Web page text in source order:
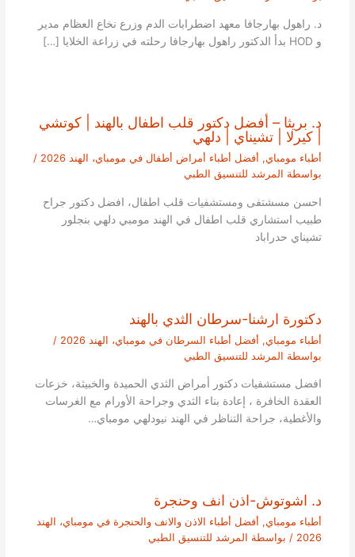
د. راهول بهارجافا معهد اضطرابات الدم وزرع نخاع العظام مدير
و HOD بدأ الدكتور راهول بهارجافا رحلته في زراعة الخلايا […]
د. بريثا – أفضل دكتور قلب اطفال بالهند | كوتشي
| كيرلا | تشيناي | دلهي
أطباء مومباي, أفضل أطباء أمراض أطفال في مومباي، الهند 2026
/
بواسطة المرشد للتنسيق الطبي
احسن مسشتفى ومستشفيات قلب اطفال، افضل دكتور جراح
طبيب استشاري قلب اطفال في الهند مومبي دلهي بنجلور
تشيناي حدراباد
دكتورة ارشنا-سرطان الثدي بالهند
أطباء مومباي, أفضل أطباء السرطان في مومباي، الهند 2026
/
بواسطة المرشد للتنسيق الطبي
افضل مستشفيات دكتور أمراض الثدي الحميدة والخبيثة، خزعات
العقدة الخافرة ، إعادة بناء الثدي وجراحة الأورام مع الغرسات
والأغطية، جراحة التناظر في الهند نيودلهي مومباي…
د. اشوتوش-اذن انف وحنجرة
أطباء مومباي, أفضل أطباء الاذن والانف والحنجرة في مومباي، الهند
2026 / بواسطة المرشد للتنسيق الطبي